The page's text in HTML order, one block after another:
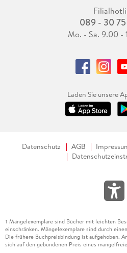
089 - 30
Mo. - Sa. 9.00 -
Laden Sie unsere
Datenschutz AGB
1 Mängelexemplare sind Bücher mit leichten
einschränken. Mängelexemplare sind durch
Die frühere Buchpreisbindung ist aufgehoben.
sich auf den gebundenen Preis eines